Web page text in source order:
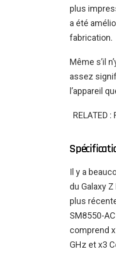
plus
a été
fabrication.
Même s’il
assez
l’appareil
RELATED
Il y a
du Galaxy
plus
SM8550-
comprend
GHz et x3